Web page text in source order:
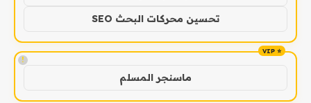
تحسين محركات البحث SEO
!
ماسنجر المسلم